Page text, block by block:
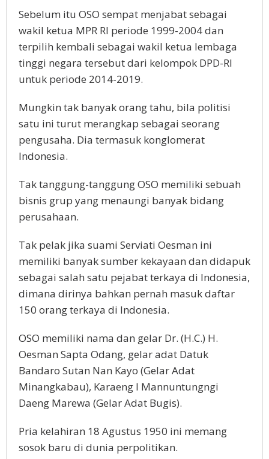
Sebelum itu OSO sempat menjabat sebagai
wakil ketua MPR RI periode 1999-2004 dan
terpilih kembali sebagai wakil ketua lembaga
tinggi negara tersebut dari kelompok DPD-RI
untuk periode 2014-2019.
Mungkin tak banyak orang tahu, bila politisi
satu ini turut merangkap sebagai seorang
pengusaha. Dia termasuk konglomerat
Indonesia.
Tak tanggung-tanggung OSO memiliki sebuah
bisnis grup yang menaungi banyak bidang
perusahaan.
Tak pelak jika suami Serviati Oesman ini
memiliki banyak sumber kekayaan dan didapuk
sebagai salah satu pejabat terkaya di Indonesia,
dimana dirinya bahkan pernah masuk daftar
150 orang terkaya di Indonesia.
OSO memiliki nama dan gelar Dr. (H.C.) H.
Oesman Sapta Odang, gelar adat Datuk
Bandaro Sutan Nan Kayo (Gelar Adat
Minangkabau), Karaeng I Mannuntungngi
Daeng Marewa (Gelar Adat Bugis).
Pria kelahiran 18 Agustus 1950 ini memang
sosok baru di dunia perpolitikan.